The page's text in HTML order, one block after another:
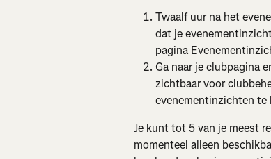
Twaalf uur na het
dat je
pagina
Ga naar je clubpagina
zichtbaar voor
evenementinzichten te
Je kunt tot 5 van je meest
momenteel alleen